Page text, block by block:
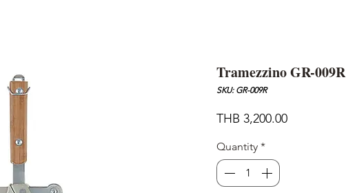
Tramezzino GR-009R
SKU: GR-009R
THB 3,200.00Price
Quantity *